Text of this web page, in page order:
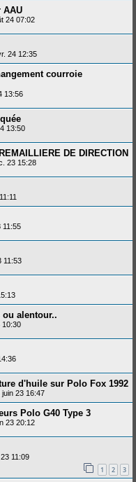
AAU
24 07:02
24 12:35
courroie
13:56
13:50
DE DIRECTION
23 15:28
11:55
11:53
alentour..
10:30
d'huile sur Polo Fox 1992
juin 23 16:47
Polo G40 Type 3
23 20:12
11:09
1 2 3